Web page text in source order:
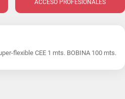
ACCESO PROFESIONALES
flexible CEE 1 mts. BOBINA 100 mts.